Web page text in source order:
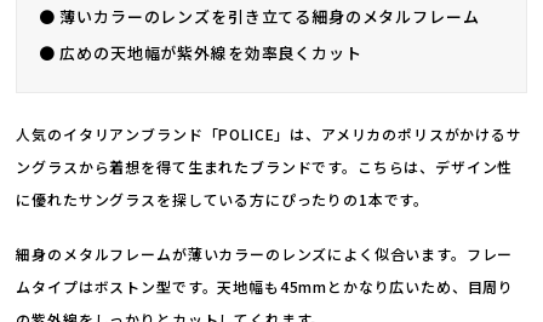
● 薄いカラーのレンズを引き立てる細身のメタルフレーム
● 広めの天地幅が紫外線を効率良くカット
人気のイタリアンブランド「POLICE」は、アメリカのポリスがかけるサ
ングラスから着想を得て生まれたブランドです。こちらは、デザイン性
に優れたサングラスを探している方にぴったりの1本です。
細身のメタルフレームが薄いカラーのレンズによく似合います。フレー
ムタイプはボストン型です。天地幅も45mmとかなり広いため、目周り